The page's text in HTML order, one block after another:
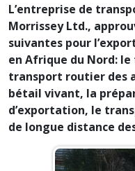
L’entreprise de
Morrissey Ltd.,
suivantes pour
en Afrique du Nord:
transport routier des
bétail vivant, la
d’exportation, le
de longue distance